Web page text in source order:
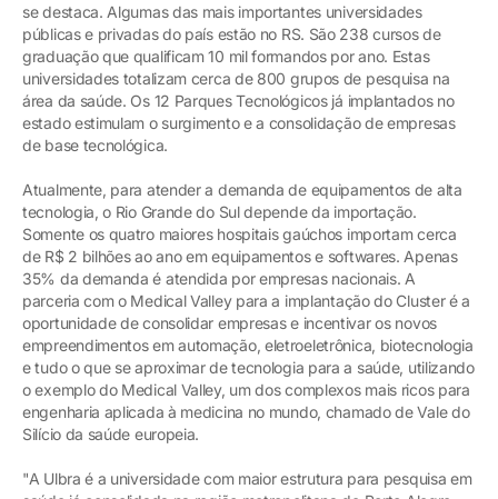
se destaca. Algumas das mais importantes universidades
públicas e privadas do país estão no RS. São 238 cursos de
graduação que qualificam 10 mil formandos por ano. Estas
universidades totalizam cerca de 800 grupos de pesquisa na
área da saúde. Os 12 Parques Tecnológicos já implantados no
estado estimulam o surgimento e a consolidação de empresas
de base tecnológica.
Atualmente, para atender a demanda de equipamentos de alta
tecnologia, o Rio Grande do Sul depende da importação.
Somente os quatro maiores hospitais gaúchos importam cerca
de R$ 2 bilhões ao ano em equipamentos e softwares. Apenas
35% da demanda é atendida por empresas nacionais. A
parceria com o Medical Valley para a implantação do Cluster é a
oportunidade de consolidar empresas e incentivar os novos
empreendimentos em automação, eletroeletrônica, biotecnologia
e tudo o que se aproximar de tecnologia para a saúde, utilizando
o exemplo do Medical Valley, um dos complexos mais ricos para
engenharia aplicada à medicina no mundo, chamado de Vale do
Silício da saúde europeia.
"A Ulbra é a universidade com maior estrutura para pesquisa em